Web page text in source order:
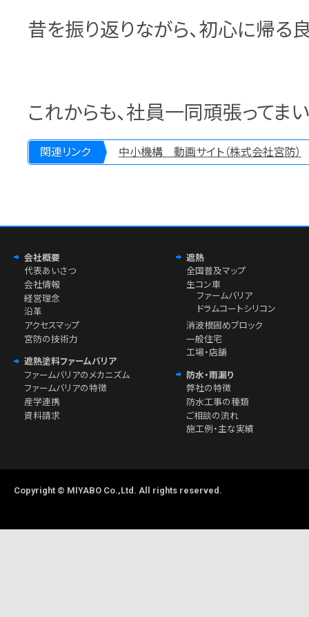
昔を振り返りながら、初心に帰る
これからも、社員一同頑張ってまい
関連リンク 中小機構 動画サイト（株式会社宮防）
会社概要
代表あいさつ
会社情報
経営理念
沿革
アクセスマップ
宮防の技術力
遮熱塗料ファームバリア
ファームバリアのメカニズム
ファームバリアの特徴
産学連携
資料請求
遮熱
全国普及マップ
生コン車
ファームバリア
ドラムコートシリコン
消波根固めブロック
一般住宅
工場・店舗
防水・雨漏り
弊社の特徴
防水工事の種類
ご相談の流れ
施工例・主な実績
Copyright © MIYABO Co.,Ltd. All rights reserved.